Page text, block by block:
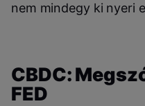
nem mindegy ki nyeri
CBDC:
FED